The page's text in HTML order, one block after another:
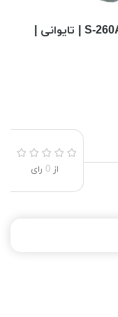
فنر تقویت مچ متغیر مگافیتنس مدل S-260A | تایوانی |
از 0 رای